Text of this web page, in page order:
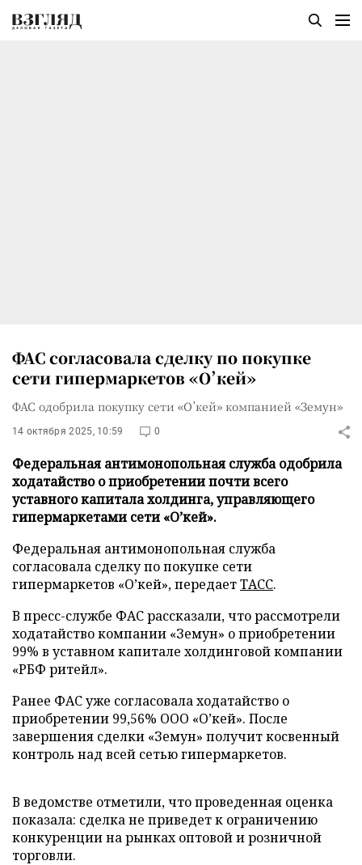
ФАС согласовала сделку по покупке
сети гипермаркетов «О’кей»
ФАС одобрила покупку сети «О’кей» компанией «Земун»
14 октября 2025, 10:59 0
Федеральная антимонопольная служба одобрила
ходатайство о приобретении почти всего
уставного капитала холдинга, управляющего
гипермаркетами сети «О’кей».
Федеральная антимонопольная служба
согласовала сделку по покупке сети
гипермаркетов «О’кей», передаетТАСС.
В пресс-службе ФАС рассказали, что рассмотрели
ходатайство компании «Земун» о приобретении
99% в уставном капитале холдинговой компании
«РБФ ритейл».
Ранее ФАС уже согласовала ходатайство о
приобретении 99,56% ООО «О’кей». После
завершения сделки «Земун» получит косвенный
контроль над всей сетью гипермаркетов.
В ведомстве отметили, что проведенная оценка
показала: сделка не приведет к ограничению
конкуренции на рынках оптовой и розничной
торговли.